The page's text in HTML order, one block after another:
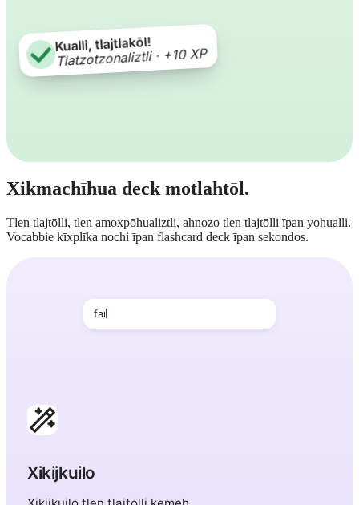
Kualli, tlajtlakōl!
Tlatzotzonaliztli · +10 XP
Xikmachīhua deck motlahtōl.
Tlen tlajtōlli, tlen amoxpōhualiztli, ahnozo tlen tlajtōlli īpan yohualli.
Vocabbie kīxplīka nochi īpan flashcard deck īpan sekondos.
farmacia vocabulario īpan finlandés
Xikijkuilo